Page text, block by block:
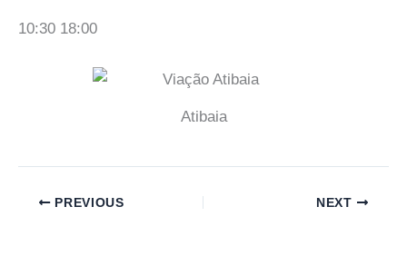
10:30 18:00
Atibaia
PREVIOUS NEXT